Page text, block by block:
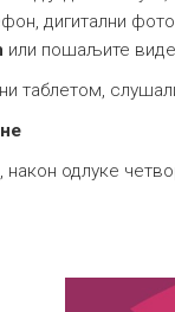
дигитални
или пошаљите
таблетом,
одлуке